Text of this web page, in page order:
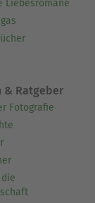
Liebesromane
& Ratgeber
Fotografie